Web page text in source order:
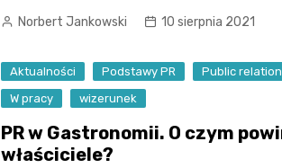
Norbert Jankowski 10 sierpnia 2021
Aktualności Podstawy PR Public
W pracy
wizerunek
PR w Gastronomii. O czym
właściciele?